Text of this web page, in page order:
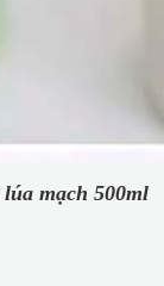
mạch 500ml